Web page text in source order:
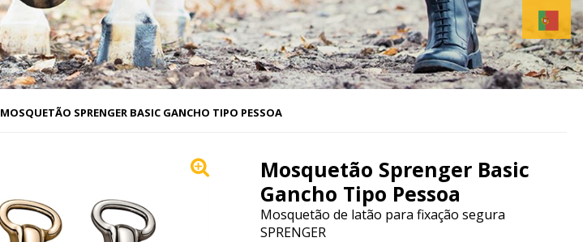
MOSQUETÃO SPRENGER BASIC GANCHO TIPO PESSOA
Mosquetão Sprenger Basic
Gancho Tipo Pessoa
Mosquetão de latão para fixação segura
SPRENGER